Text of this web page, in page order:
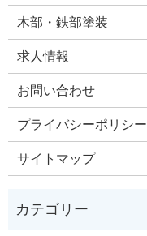
木部・鉄部塗装
求人情報
お問い合わせ
プライバシーポリシー
サイトマップ